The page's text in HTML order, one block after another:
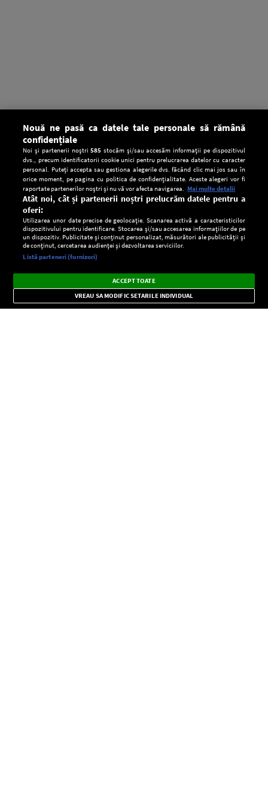
CONFIDENŢIALITATE
Setări:
Dark
Mode
Radio live, podcasturi, știri și alerte
importante.
×
Nouă ne pasă ca datele tale personale să rămână
confidențiale
Noi și partenerii noștri585 stocăm și/sau accesăm informații pe dispozitivul
dvs., precum identificatorii cookie unici pentru prelucrarea datelor cu caracter
personal. Puteți accepta sau gestiona alegerile dvs. făcând clic mai jos sau în
orice moment, pe pagina cu politica de confidențialitate. Aceste alegeri vor fi
raportate partenerilor noștri și nu vă vor afecta navigarea. Mai multe detalii
Atât noi, cât și partenerii noștri prelucrăm datele pentru a
oferi:
Utilizarea unor date precise de geolocație. Scanarea activă a caracteristicilor
dispozitivului pentru identificare. Stocarea și/sau accesarea informațiilor de pe
un dispozitiv. Publicitate și conținut personalizat, măsurători ale publicității și
de conținut, cercetarea audienței și dezvoltarea serviciilor.
Listă parteneri (furnizori)
ACCEPT TOATE
VREAU SA MODIFIC SETARILE INDIVIDUAL